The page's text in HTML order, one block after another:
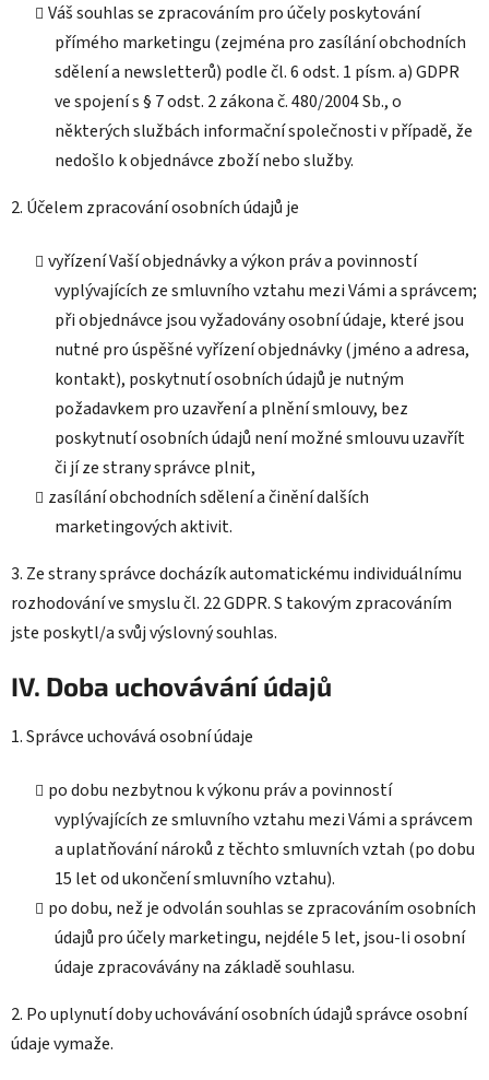
Váš souhlas se zpracováním pro účely poskytování
přímého marketingu (zejména pro zasílání obchodních
sdělení a newsletterů) podle čl. 6 odst. 1 písm. a) GDPR
ve spojení s § 7 odst. 2 zákona č. 480/2004 Sb., o
některých službách informační společnosti v případě, že
nedošlo k objednávce zboží nebo služby.
2. Účelem zpracování osobních údajů je
vyřízení Vaší objednávky a výkon práv a povinností
vyplývajících ze smluvního vztahu mezi Vámi a správcem;
při objednávce jsou vyžadovány osobní údaje, které jsou
nutné pro úspěšné vyřízení objednávky (jméno a adresa,
kontakt), poskytnutí osobních údajů je nutným
požadavkem pro uzavření a plnění smlouvy, bez
poskytnutí osobních údajů není možné smlouvu uzavřít
či jí ze strany správce plnit,
zasílání obchodních sdělení a činění dalších
marketingových aktivit.
3. Ze strany správce docházík automatickému individuálnímu
rozhodování ve smyslu čl. 22 GDPR. S takovým zpracováním
jste poskytl/a svůj výslovný souhlas.
IV. Doba uchovávání údajů
1. Správce uchovává osobní údaje
po dobu nezbytnou k výkonu práv a povinností
vyplývajících ze smluvního vztahu mezi Vámi a správcem
a uplatňování nároků z těchto smluvních vztah (po dobu
15 let od ukončení smluvního vztahu).
po dobu, než je odvolán souhlas se zpracováním osobních
údajů pro účely marketingu, nejdéle 5 let, jsou-li osobní
údaje zpracovávány na základě souhlasu.
2. Po uplynutí doby uchovávání osobních údajů správce osobní
údaje vymaže.